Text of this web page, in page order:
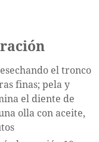
el tronco
finas; pela y
el diente de
olla con aceite,